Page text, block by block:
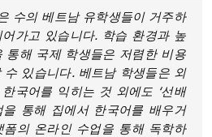
수의 베트남 유학생들이 거주하
가고 있습니다. 학습 환경과 높
통해 국제 학생들은 저렴한 비용
있습니다. 베트남 학생들은 외
국어를 익히는 것 외에도 ‘선배
을 통해 집에서 한국어를 배우거
의 온라인 수업을 통해 독학하